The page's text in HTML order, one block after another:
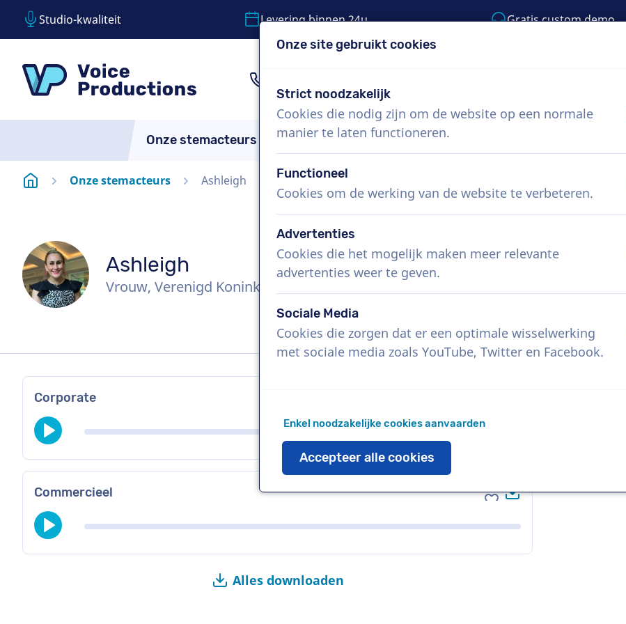
Studio-kwaliteit Levering binnen 24u Gratis custom demo
Onze stemacteurs Over ons Hoe werkt het?
StartpaginaOnze stemacteurs Ashleigh
Ashleigh
Vrouw, Verenigd Koninkrijk
Corporate
Commercieel Voeg toe aan favorieten
Download
Alles downloaden
Onze site gebruikt cookies
Strict noodzakelijk
Cookies die nodig zijn om de website op een normale
manier te laten functioneren.
Functioneel
Cookies om de werking van de website te verbeteren.
Advertenties
Cookies die het mogelijk maken meer relevante
advertenties weer te geven.
Sociale Media
Cookies die zorgen dat er een optimale wisselwerking
met sociale media zoals YouTube, Twitter en Facebook.
Enkel noodzakelijke cookies aanvaarden
Accepteer alle cookies